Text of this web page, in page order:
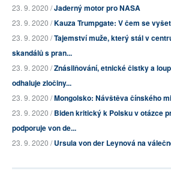
23. 9. 2020 /Jaderný motor pro NASA
23. 9. 2020 /Kauza Trumpgate: V čem se
23. 9. 2020 /Tajemství muže, který stál v
skandálů s pran...
23. 9. 2020 /Znásilňování, etnické čistky a
odhaluje zločiny...
23. 9. 2020 /Mongolsko: Návštěva čínského
23. 9. 2020 /Biden kritický k Polsku v otázce
podporuje von de...
23. 9. 2020 /Ursula von der Leynová na